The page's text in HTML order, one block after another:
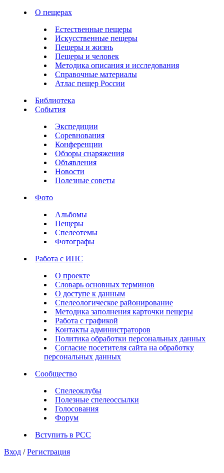
О пещерах
Естественные пещеры
Искусственные пещеры
Пещеры и жизнь
Пещеры и человек
Методика описания и исследования
Справочные материалы
Атлас пещер России
Библиотека
События
Экспедиции
Соревнования
Конференции
Обзоры снаряжения
Объявления
Новости
Полезные советы
Фото
Альбомы
Пещеры
Спелеотемы
Фотографы
Работа с ИПС
О проекте
Словарь основных терминов
О доступе к данным
Спелеологическое районирование
Методика заполнения карточки пещеры
Работа с графикой
Контакты администраторов
Политика обработки персональных данных
Согласие посетителя сайта на обработку
персональных данных
Сообщество
Спелеоклубы
Полезные спелеоссылки
Голосования
Форум
Вступить в РСС
Вход / Регистрация